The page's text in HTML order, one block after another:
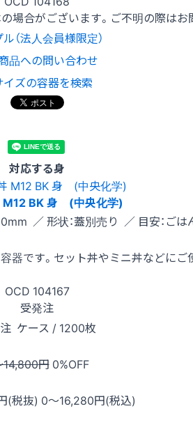
場合がございます。ご不明の際はお
（法人会員様限定）
品への問い合わせ
イズの容器を検索
対応する身
M12 BK 身 (中央化学)
／ 形状：蓋別売り ／ 目安：ごは
器です。セット丼やミニ丼などにご
OCD 104167
受発注
ケース / 1200枚
円 0%OFF
(税抜) 0〜16,280円(税込)